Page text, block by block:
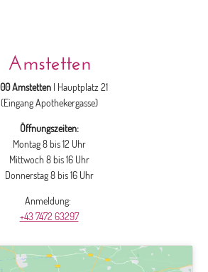
Amstetten
Amstetten | Hauptplatz 21
(Eingang Apothekergasse)
Öffnungszeiten:
Montag 8 bis 12 Uhr
Mittwoch 8 bis 16 Uhr
Donnerstag 8 bis 16 Uhr
Anmeldung:
+43 7472 63297